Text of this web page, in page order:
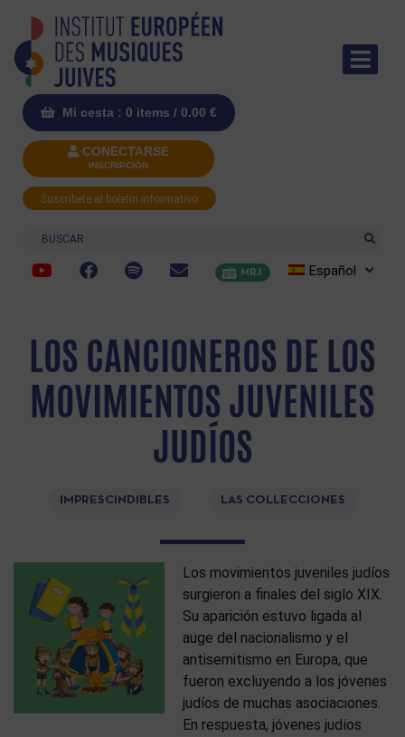
Mi cesta : 0 items / 0.00 €
CONECTARSE
INSCRIPCIÓN
Suscríbete al boletín informativo
Buscar
MRJ Español
LOS CANCIONEROS DE LOS
MOVIMIENTOS JUVENILES
JUDÍOS
IMPRESCINDIBLES LAS COLLECCIONES
Los movimientos juveniles judíos
surgieron a finales del siglo XIX.
Su aparición estuvo ligada al
auge del nacionalismo y el
antisemitismo en Europa, que
fueron excluyendo a los jóvenes
judíos de muchas asociaciones.
En respuesta, jóvenes judíos